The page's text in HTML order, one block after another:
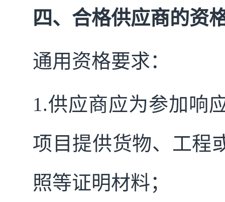
四、合格供应商的资
通用资格要求：
1.供应商应为参加响
项目提供货物、工程
照等证明材料；